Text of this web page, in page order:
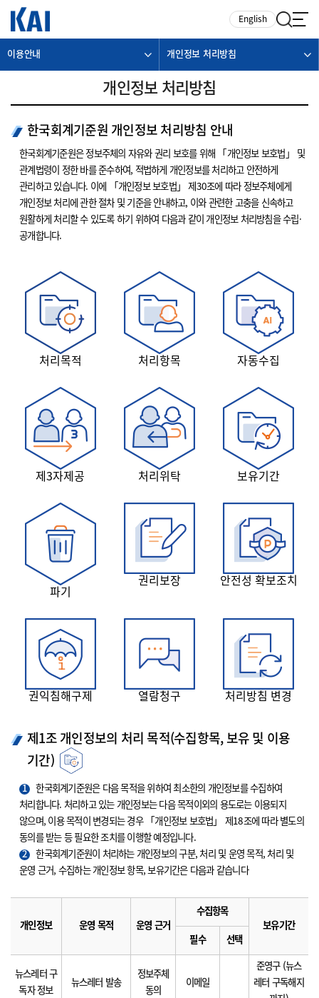
English
이용안내 개인정보 처리방침
개인정보 처리방침
한국회계기준원 개인정보 처리방침 안내
한국회계기준원은 정보주체의 자유와 권리 보호를 위해 「개인정보 보호법」 및
관계법령이 정한 바를 준수하여, 적법하게 개인정보를 처리하고 안전하게
관리하고 있습니다. 이에 「개인정보 보호법」 제30조에 따라 정보주체에게
개인정보 처리에 관한 절차 및 기준을 안내하고, 이와 관련한 고충을 신속하고
원활하게 처리할 수 있도록 하기 위하여 다음과 같이 개인정보 처리방침을 수립·
공개합니다.
처리목적 처리항목 자동수집
제3자제공 처리위탁 보유기간
파기
권리보장 안전성 확보조치
권익침해구제 열람청구 처리방침 변경
제1조 개인정보의 처리 목적(수집항목, 보유 및 이용
기간)
1
한국회계기준원은 다음 목적을 위하여 최소한의 개인정보를 수집하여
처리합니다. 처리하고 있는 개인정보는 다음 목적이외의 용도로는 이용되지
않으며, 이용 목적이 변경되는 경우 「개인정보 보호법」 제18조에 따라 별도의
동의를 받는 등 필요한 조치를 이행할 예정입니다.
2
한국회계기준원이 처리하는 개인정보의 구분, 처리 및 운영 목적, 처리 및
운영 근거, 수집하는 개인정보 항목, 보유기간은 다음과 같습니다
개인정보 운영 목적 운영 근거
수집항목
보유기간
필수
선택
뉴스레터 구
독자 정보
뉴스레터 발송
정보주체
동의
이메일
준영구 (뉴스
레터 구독해지